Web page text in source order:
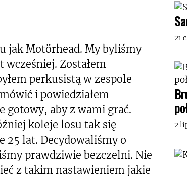
jak Motörhead. My byliśmy
Zostałem
perkusistą w zespole
i powiedziałem
gotowy, aby z wami grać.
koleje losu tak się
25 lat. Decydowaliśmy o
prawdziwie bezczelni. Nie
z takim nastawieniem jakie
21
2